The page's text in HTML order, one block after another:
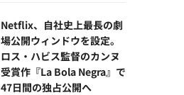
Netflix、自社史上最長の劇
場公開ウィンドウを設定。
ロス・ハビス監督のカンヌ
受賞作『La Bola Negra』で
47日間の独占公開へ